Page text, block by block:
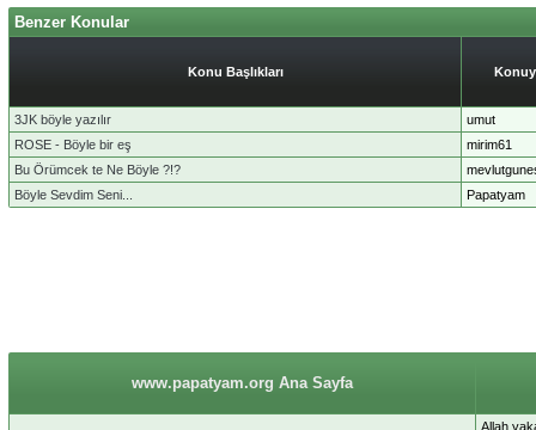
Benzer Konular
Konu Başlıkları
3JK böyle yazılır
umut
ROSE - Böyle bir eş
mirim61
Bu Örümcek te Ne Böyle ?!?
Böyle Sevdim Seni...
Papatyam
www.papatyam.org Ana Sayfa
Allah